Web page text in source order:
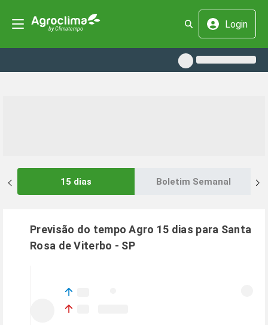
Login
15 dias Boletim Semanal
Previsão do tempo Agro 15 dias para Santa
Rosa de Viterbo - SP